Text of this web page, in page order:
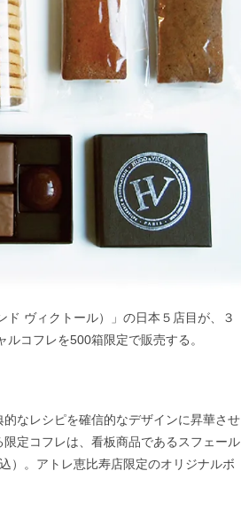
ヴィクトール）」の日本５店目が、３
コフレを500箱限定で販売する。
なレシピを確信的なデザインに昇華させ
定コフレは、看板商品であるスフェール
）。アトレ恵比寿店限定のオリジナルボ